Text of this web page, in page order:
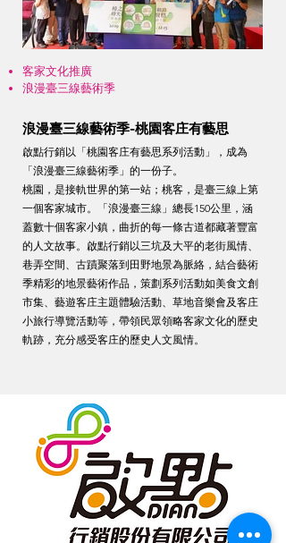
Click here
客家文化推廣
浪漫臺三線藝術季
浪漫臺三線藝術季-桃園客庄有藝思
啟點行銷以「桃園客庄有藝思系列活動」，成為
「浪漫臺三線藝術季」的一份子。
桃園，是接軌世界的第一站；桃客，是臺三線上第
一個客家城市。「浪漫臺三線」總長150公里，涵
蓋數十個客家小鎮，曲折的每一條古道都藏著豐富
的人文故事。啟點行銷以三坑及大平的老街風情、
巷弄空間、古蹟聚落到田野地景為脈絡，結合藝術
季精彩的地景藝術作品，策劃系列活動如美食文創
市集、藝遊客庄主題體驗活動、草地音樂會及客庄
小旅行導覽活動等，帶領民眾領略客家文化的歷史
軌跡，充分感受客庄的歷史人文風情。